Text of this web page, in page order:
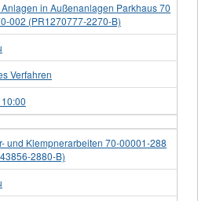
in Außenanlagen Parkhaus 70
002 (PR1270777-2270-B)
Verfahren
und Klempnerarbeiten 70-00001-288
2880-B)